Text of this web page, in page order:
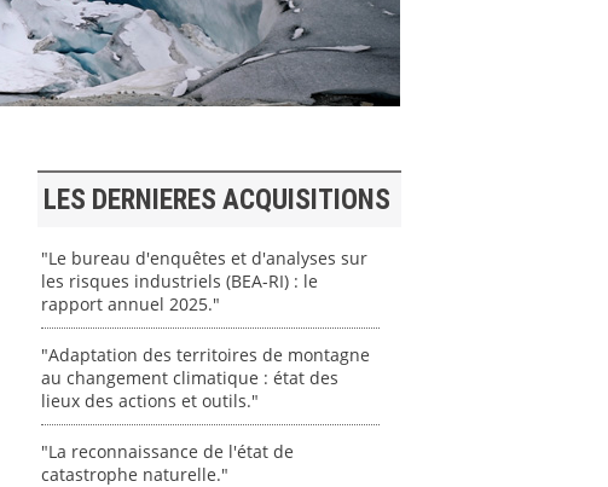
LES DERNIERES ACQUISITIONS
"Le bureau d'enquêtes et d'analyses sur
les risques industriels (BEA-RI) : le
rapport annuel 2025."
"Adaptation des territoires de montagne
au changement climatique : état des
lieux des actions et outils."
"La reconnaissance de l'état de
catastrophe naturelle."